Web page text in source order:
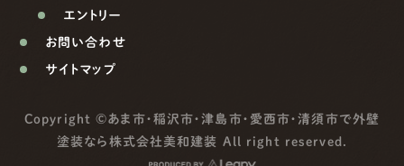
エントリー
お問い合わせ
サイトマップ
Copyright ©あま市・稲沢市・津島市・愛西市・清須市で外壁
塗装なら株式会社美和建装 All right reserved.